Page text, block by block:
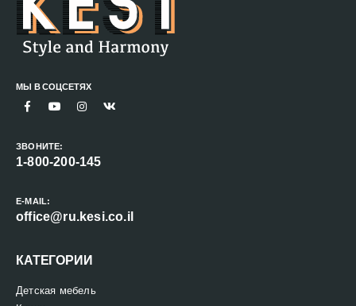
МЫ В СОЦСЕТЯХ
ЗВОНИТЕ:
1-800-200-145
E-MAIL:
office@ru.kesi.co.il
КАТЕГОРИИ
Детская мебель